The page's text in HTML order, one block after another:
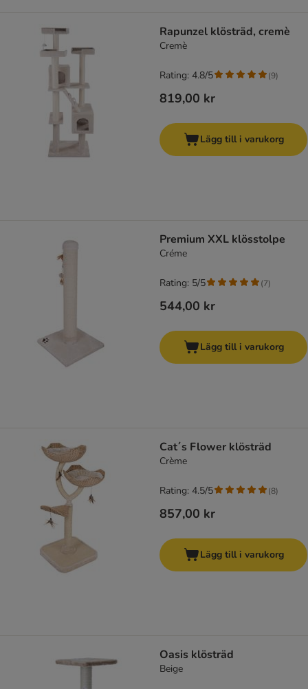
Rapunzel klösträd, cremè
Cremè
819,00 kr
Rating: 4.8/5 (9)
Lägg till i varukorg
Premium XXL klösstolpe
Créme
544,00 kr
Rating: 5/5 (7)
Lägg till i varukorg
Cat´s Flower klösträd
Crème
857,00 kr
Rating: 4.5/5 (8)
Lägg till i varukorg
Oasis klösträd
Beige